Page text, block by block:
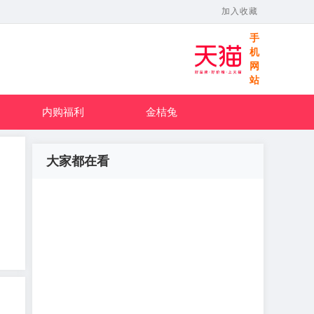
加入收藏
手
机
网
站
内购福利 金桔兔
大家都在看